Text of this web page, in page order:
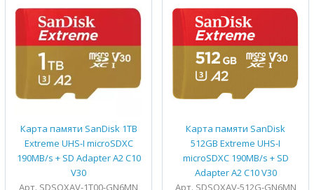
Карта памяти SanDisk 1TB
Extreme UHS-I microSDXC
190MB/s + SD Adapter A2 C10
V30
Арт. SDSQXAV-1T00-GN6MN
Карта памяти SanDisk
512GB Extreme UHS-I
microSDXC 190MB/s + SD
Adapter A2 C10 V30
Арт. SDSQXAV-512G-GN6MN